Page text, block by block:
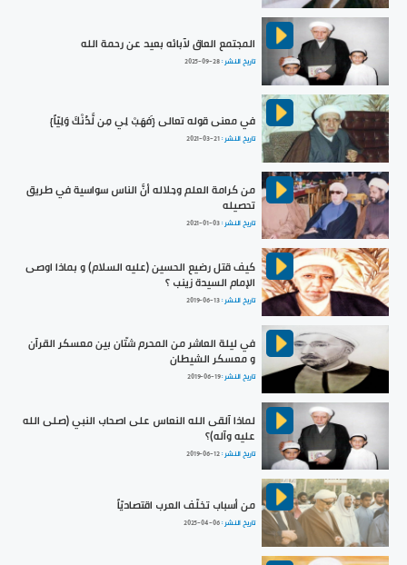
المجتمع العاق لآبائه بعيد عن رحمة الله
تاريخ النشر :2025-09-28
في معنى قوله تعالى {فَهَبْ لِي مِن لَّدُنْكَ وَلِيّاً}
تاريخ النشر :2021-03-21
من كرامة العلم وجلاله أنَّ الناس سواسية في طريق
تحصيله
تاريخ النشر :2021-01-03
كيف قتل رضيع الحسين (عليه السلام) و بماذا اوصى
الإمام السيدة زينب ؟
تاريخ النشر :2019-06-13
في ليلة العاشر من المحرم شتّان بين معسكر القرآن
و معسكر الشيطان
تاريخ النشر :2019-06-19
لماذا آلقى الله النعاس على اصحاب النبي (صلى الله
عليه وآله)؟
تاريخ النشر :2019-06-12
من أسباب تخلّف العرب اقتصاديّاً
تاريخ النشر :2025-04-06